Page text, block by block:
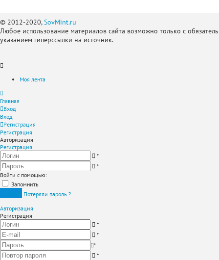
© 2012-2020,SovMint.ru
Любое использование материалов сайта возможно только с
указанием гиперссылки на источник.
Моя лента
Главная
Вход
Вход
Регистрация
Регистрация
Авторизация
Регистрация
*
*
Войти с помощью:
Запомнить
Потеряли пароль ?
Авторизация
Регистрация
*
*
*
*